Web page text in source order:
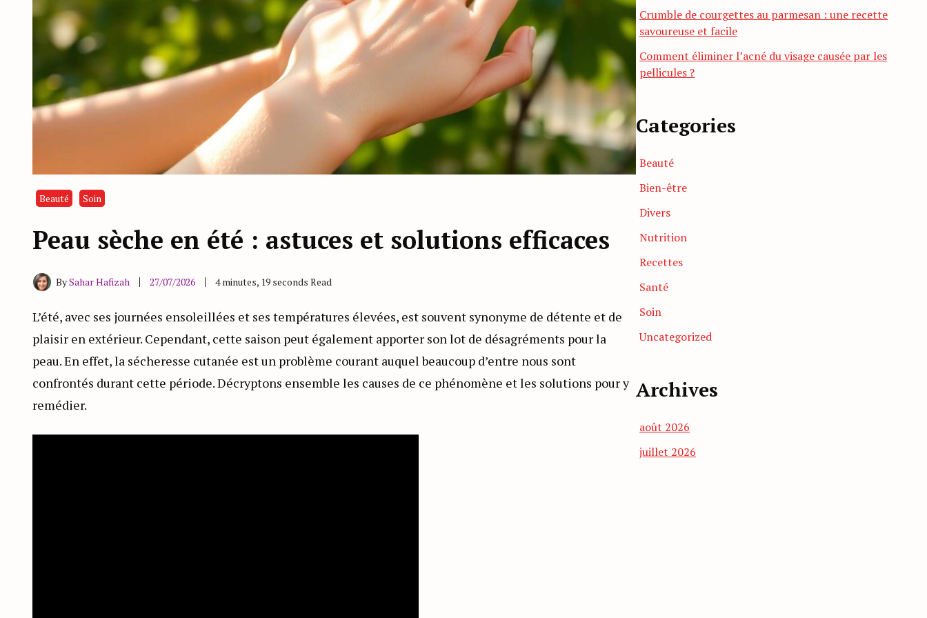
Beauté Soin
Peau sèche en été : astuces et solutions efficaces
BySahar Hafizah 27/07/2026 4 minutes, 19 seconds Read
L’été, avec ses journées ensoleillées et ses températures élevées, est souvent synonyme de détente et de
plaisir en extérieur. Cependant, cette saison peut également apporter son lot de désagréments pour la
peau. En effet, la sécheresse cutanée est un problème courant auquel beaucoup d’entre nous sont
confrontés durant cette période. Décryptons ensemble les causes de ce phénomène et les solutions pour y
remédier.
Crumble de courgettes au parmesan : une recette
savoureuse et facile
Comment éliminer l’acné du visage causée par les
pellicules ?
Categories
Beauté
Bien-être
Divers
Nutrition
Recettes
Santé
Soin
Uncategorized
Archives
août 2026
juillet 2026